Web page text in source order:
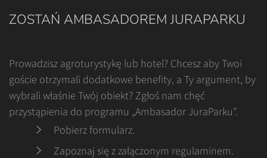
ZOSTAŃ AMBASADOREM JURAPARKU
Prowadzisz agroturystykę lub hotel? Chcesz aby Twoi
goście otrzymali dodatkowe benefity, a Ty argument, by
wybrali właśnie Twój obiekt? Zgłoś nam chęć
przystąpienia do programu „Ambasador JuraParku”.
Pobierz formularz.
Zapoznaj się z załączonym regulaminem.